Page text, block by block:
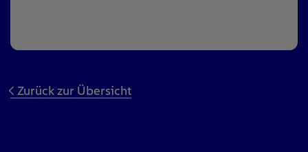
Zurück zur Übersicht